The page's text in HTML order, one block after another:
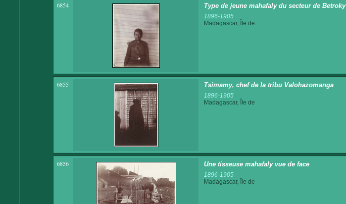
6854 Type de jeune mahafaly du secteur de Betroky
1896-1905
Madagascar, Île de
6855 Tsimamy, chef de la tribu Valohazomanga
1896-1905
Madagascar, Île de
6856 Une tisseuse mahafaly vue de face
1896-1905
Madagascar, Île de